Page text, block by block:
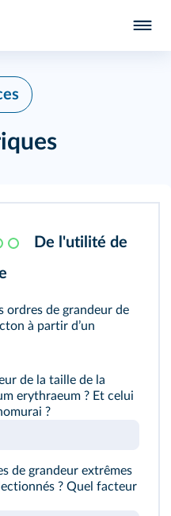
De l'utilité de
ordres de grandeur de
à partir dʼun
de la taille de la
erythraeum ? Et celui
?
de grandeur extrêmes
? Quel facteur